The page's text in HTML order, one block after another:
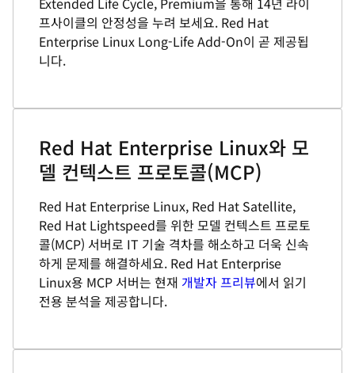
프사이클의 안정성을 누려 보세요. Red Hat
Enterprise Linux Long-Life Add-On이 곧 제공됩
니다.
Red Hat Enterprise Linux와 모
델 컨텍스트 프로토콜(MCP)
Red Hat Enterprise Linux, Red Hat Satellite,
Red Hat Lightspeed를 위한 모델 컨텍스트 프로토
콜(MCP) 서버로 IT 기술 격차를 해소하고 더욱 신속
하게 문제를 해결하세요. Red Hat Enterprise
Linux용 MCP 서버는 현재 개발자 프리뷰에서 읽기
전용 분석을 제공합니다.